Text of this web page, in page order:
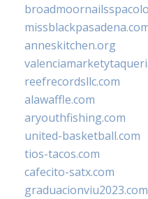
anneskitchen.org
reefrecordsllc.com
alawaffle.com
aryouthfishing.com
united-basketball.com
tios-tacos.com
cafecito-satx.com
graduacionviu2023.com